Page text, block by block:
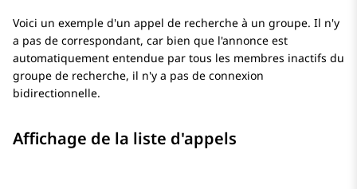
Voici un exemple d'un appel de recherche à un groupe. Il n'y
a pas de correspondant, car bien que l'annonce est
automatiquement entendue par tous les membres inactifs du
groupe de recherche, il n'y a pas de connexion
bidirectionnelle.
Affichage de la liste d'appels